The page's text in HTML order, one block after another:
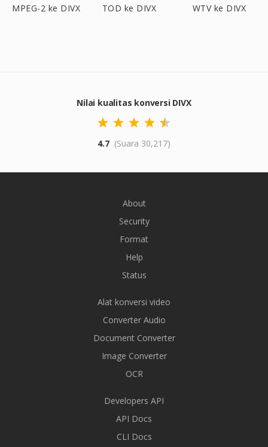
MPEG-2 ke DIVX TOD ke DIVX WTV ke DIVX
Nilai kualitas konversi DIVX
4.7 (Suara 30,217)
About
Security
Format
Help
Status
Alat konversi video
Converter Audio
Document Converter
Image Converter
OCR
Developers API
API Docs
CLI Docs